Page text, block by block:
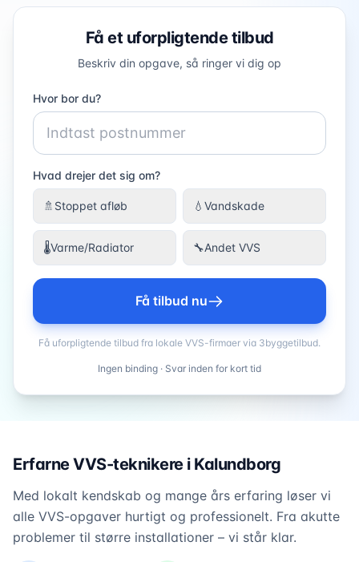
Få et uforpligtende tilbud
Beskriv din opgave, så ringer vi dig op
Hvor bor du?
Hvad drejer det sig om?
🚿 Stoppet afløb 💧 Vandskade
🌡️Varme/Radiator 🔧Andet VVS
Få tilbud nu
Få uforpligtende tilbud fra lokale VVS-firmaer via 3byggetilbud.
Ingen binding · Svar inden for kort tid
Erfarne VVS-teknikere i Kalundborg
Med lokalt kendskab og mange års erfaring løser vi
alle VVS-opgaver hurtigt og professionelt. Fra akutte
problemer til større installationer – vi står klar.